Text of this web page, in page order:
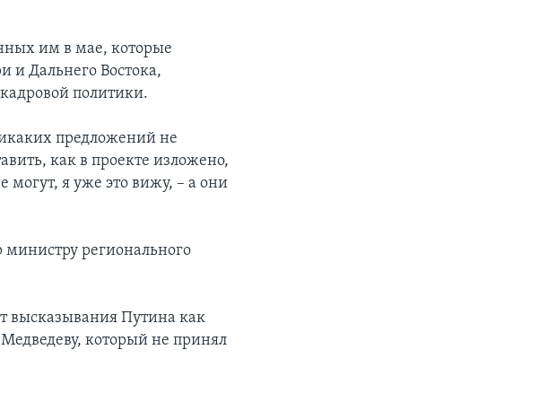
им в мае, которые
и Дальнего Востока,
политики.
предложений не
как в проекте изложено,
могут, я уже это вижу, – а они
министру регионального
высказывания Путина как
который не принял